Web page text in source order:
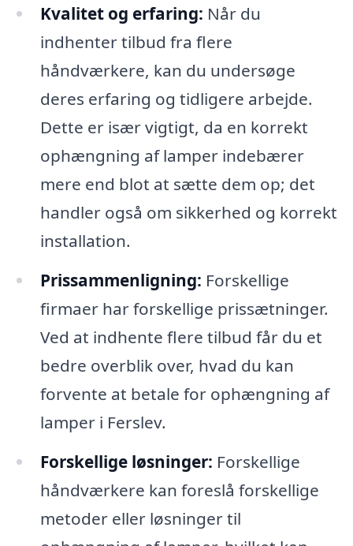
Kvalitet og erfaring: Når du
indhenter tilbud fra flere
håndværkere, kan du undersøge
deres erfaring og tidligere arbejde.
Dette er især vigtigt, da en korrekt
ophængning af lamper indebærer
mere end blot at sætte dem op; det
handler også om sikkerhed og korrekt
installation.
Prissammenligning: Forskellige
firmaer har forskellige prissætninger.
Ved at indhente flere tilbud får du et
bedre overblik over, hvad du kan
forvente at betale for ophængning af
lamper i Ferslev.
Forskellige løsninger: Forskellige
håndværkere kan foreslå forskellige
metoder eller løsninger til